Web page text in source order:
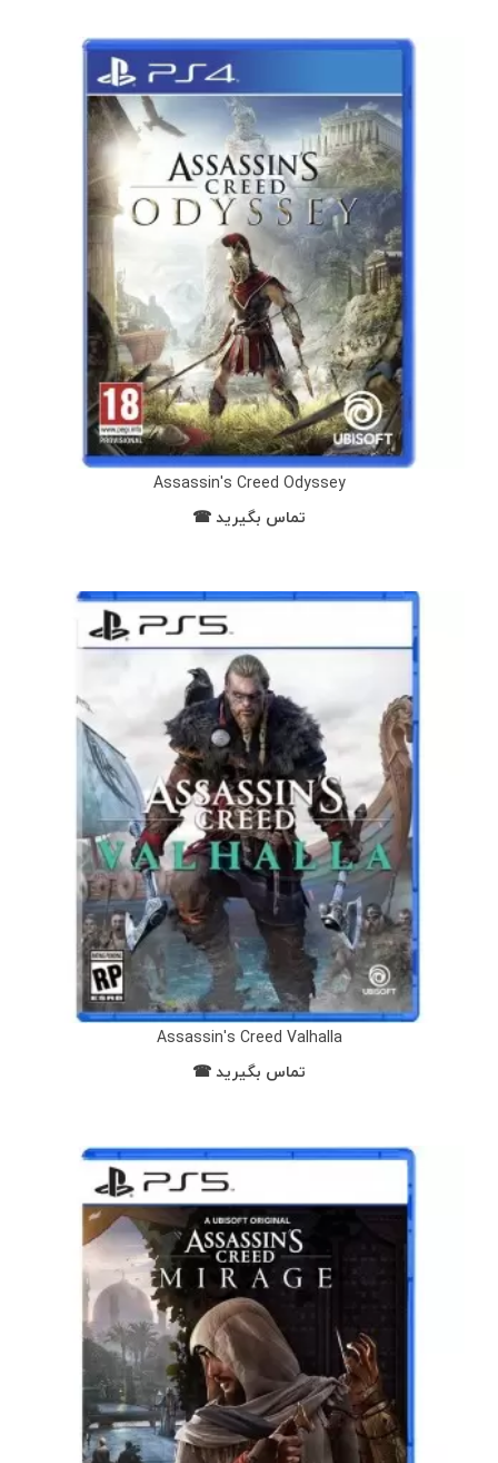
Assassin's Creed Odyssey
تماس بگیرید ☎
Assassin's Creed Valhalla
تماس بگیرید ☎